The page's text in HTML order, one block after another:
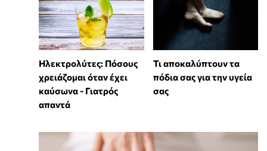
Ηλεκτρολύτες: Πόσους
χρειάζομαι όταν έχει
καύσωνα - Γιατρός
απαντά
Τι αποκαλύπτουν τα
πόδια σας για την υγεία
σας